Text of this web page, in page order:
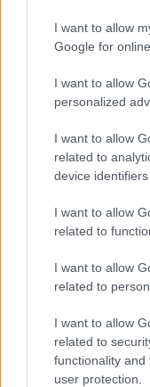
I want to allow
Google for
I want to allow
personalized
I want to allow
related to
device identifiers
I want to allow
related to
I want to allow
related to
I want to allow
related to
functionality
user protection.
ΔΙΕΘΝΗ
24/12/2024 - 19:12
Κόντρα Al
Αρχής για
Αντιπαράθεση
τηλεοπτικού
των
μαχητών στην
Δυτική Όχθη.